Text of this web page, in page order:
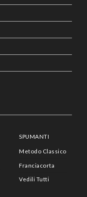
SPUMANTI
Metodo Classico
Franciacorta
Vedili Tutti